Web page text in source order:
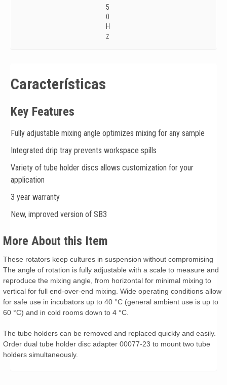
5
0
H
z
Características
Key Features
Fully adjustable mixing angle optimizes mixing for any sample
Integrated drip tray prevents workspace spills
Variety of tube holder discs allows customization for your
application
3 year warranty
New, improved version of SB3
More About this Item
These rotators keep cultures in suspension without compromising
The angle of rotation is fully adjustable with a scale to measure and
reproduce the mixing angle, from horizontal for minimal mixing to
vertical for full end-over-end mixing. Wide operating conditions allow
for safe use in incubators up to 40 °C (general ambient use is up to
60 °C) and in cold rooms down to 4 °C.
The tube holders can be removed and replaced quickly and easily.
Order dual tube holder disc adapter 00077-23 to mount two tube
holders simultaneously.